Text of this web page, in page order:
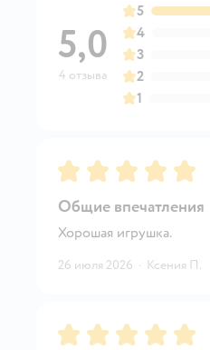
5,0
4 отзыва
5
4
3
2
1
Рейтинг:5
Общие впечатления
Хорошая игрушка.
26 июля 2026 · Ксения П.
Рейтинг:5